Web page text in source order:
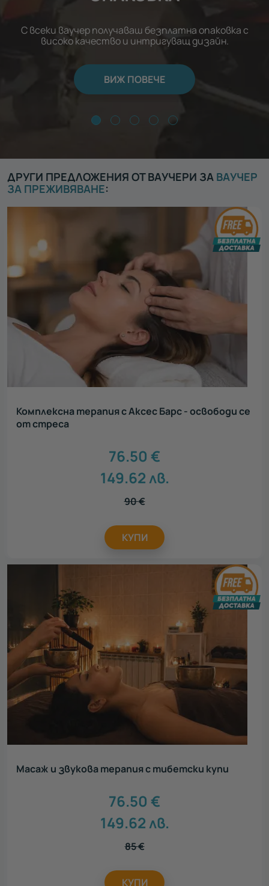
С всеки ваучер получаваш безплатна опаковка с
високо качество и интригуващ дизайн.
ВИЖ ПОВЕЧЕ
ДРУГИ ПРЕДЛОЖЕНИЯ ОТ ВАУЧЕРИ ЗА ВАУЧЕР
ЗА ПРЕЖИВЯВАНЕ:
Комплексна терапия с Аксес Барс - освободи се
от стреса
76.50 €
149.62лв.
90€
КУПИ
Масаж и звукова терапия с тибетски купи
76.50 €
149.62лв.
85€
КУПИ